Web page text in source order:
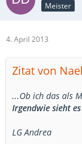
Meister
4. April 2013
Zitat von
...Ob ich das als
Irgendwie sieht
LG Andrea